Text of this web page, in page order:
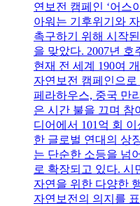
연보전 캠페인 ‘어스
아워는 기후위기와
촉구하기 위해 시작
을 맞았다. 2007년
현재 전 세계 190여
자연보전 캠페인으
페라하우스, 중국 만
은 시간 불을 끄며 참
디어에서 101억 회
한 글로벌 연대의 상
는 단순한 소등을 넘
로 확장되고 있다. 시
자연을 위한 다양한
자연보전의 의지를